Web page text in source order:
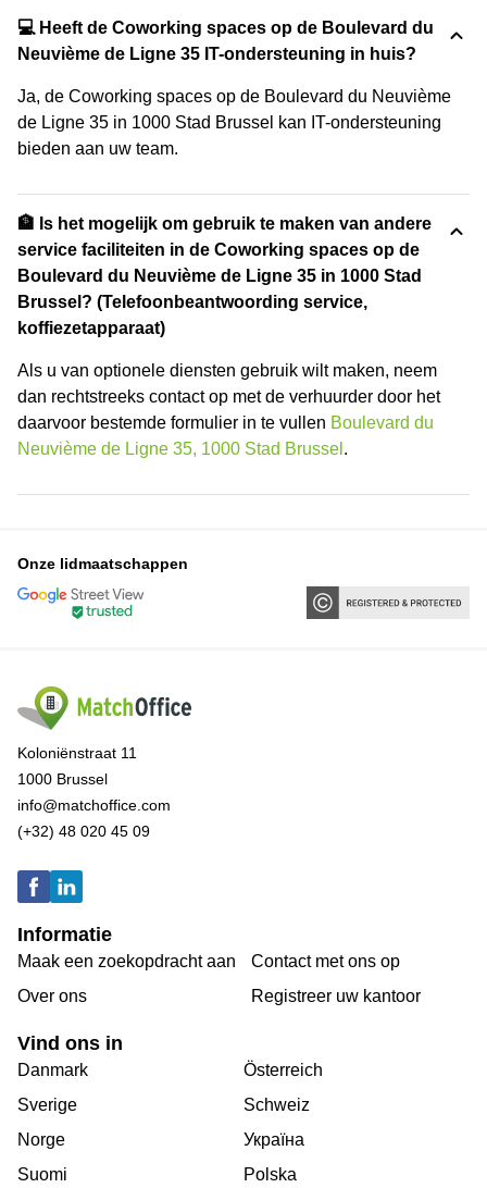
💻 Heeft de Coworking spaces op de Boulevard du
Neuvième de Ligne 35 IT-ondersteuning in huis?
Ja, de Coworking spaces op de Boulevard du Neuvième
de Ligne 35 in 1000 Stad Brussel kan IT-ondersteuning
bieden aan uw team.
🏦 Is het mogelijk om gebruik te maken van andere
service faciliteiten in de Coworking spaces op de
Boulevard du Neuvième de Ligne 35 in 1000 Stad
Brussel? (Telefoonbeantwoording service,
koffiezetapparaat)
Als u van optionele diensten gebruik wilt maken, neem
dan rechtstreeks contact op met de verhuurder door het
daarvoor bestemde formulier in te vullen Boulevard du
Neuvième de Ligne 35, 1000 Stad Brussel .
Onze lidmaatschappen
Koloniënstraat 11
1000 Brussel
info@matchoffice.com
(+32) 48 020 45 09
Informatie
Maak een zoekopdracht aan
Over ons
Contact met ons op
Registreer uw kantoor
Vind ons in
Danmark
Sverige
Norge
Suomi
Österreich
Schweiz
Україна
Polska